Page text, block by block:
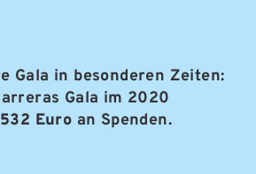
Gala in besonderen Zeiten:
Gala im 2020
Euro an Spenden.